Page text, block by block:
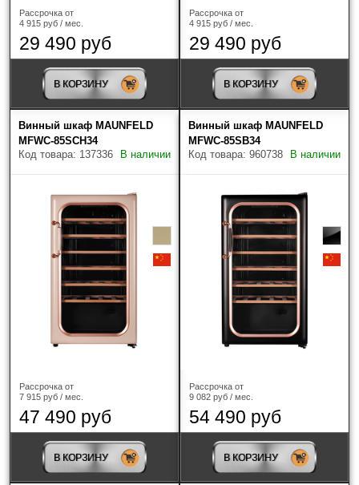
Рассрочка от
4 915 руб / мес.
29 490 руб
В КОРЗИНУ
Рассрочка от
4 915 руб / мес.
29 490 руб
В КОРЗИНУ
Винный шкаф MAUNFELD
MFWC-85SCH34
Код товара: 137336
В наличии
Рассрочка от
7 915 руб / мес.
47 490 руб
В КОРЗИНУ
Винный шкаф MAUNFELD
MFWC-85SB34
Код товара: 960738
В наличии
Рассрочка от
9 082 руб / мес.
54 490 руб
В КОРЗИНУ